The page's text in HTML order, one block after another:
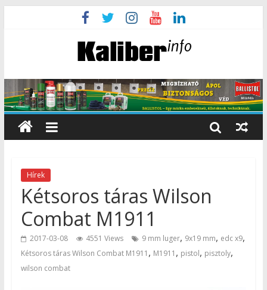
Hírek
Kétsoros táras Wilson
Combat M1911
2017-03-08 4551 Views 9 mm luger, 9x19 mm, edc x9,
Kétsoros táras Wilson Combat M1911 , M1911 , pistol, pisztoly,
wilson combat